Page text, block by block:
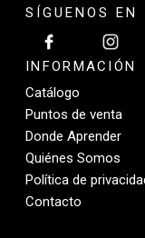
SÍGUENOS EN
INFORMACIÓN
Catálogo
Puntos de venta
Donde Aprender
Quiénes Somos
Política de
Contacto